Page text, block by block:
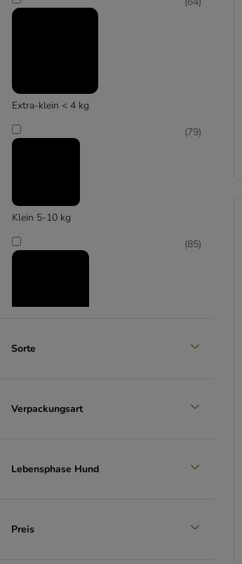
Greenwoods
Extra-klein < 4 kg
Klein 5-10 kg
(79)
(85)
Sorte
Verpackungsart
Lebensphase Hund
Preis